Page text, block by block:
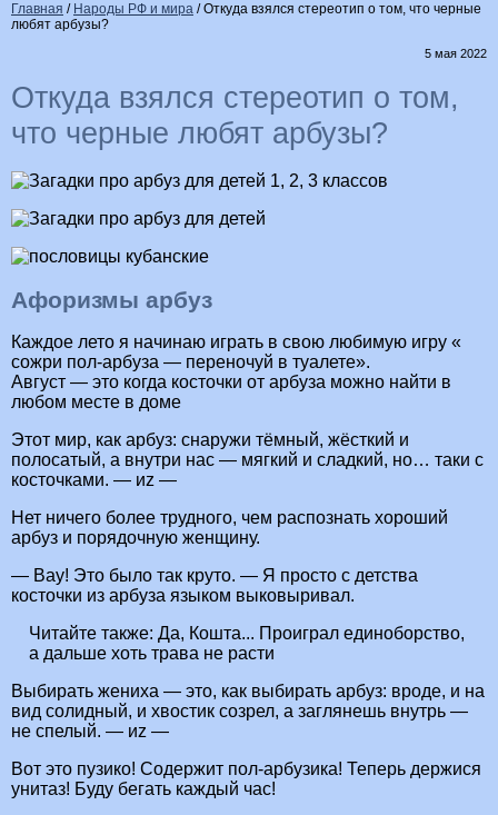
Главная / Народы РФ и мира /Откуда взялся стереотип о том, что черные
любят арбузы?
5 мая 2022
Откуда взялся стереотип о том,
что черные любят арбузы?
Афоризмы арбуз
Каждое лето я начинаю играть в свою любимую игру «
сожри пол-арбуза — переночуй в туалете».
Август — это когда косточки от арбуза можно найти в
любом месте в доме
Этот мир, как арбуз: снаружи тёмный, жёсткий и
полосатый, а внутри нас — мягкий и сладкий, но… таки с
косточками. — иz —
Нет ничего более трудного, чем распознать хороший
арбуз и порядочную женщину.
— Вау! Это было так круто. — Я просто с детства
косточки из арбуза языком выковыривал.
Читайте также: Да, Кошта... Проиграл единоборство,
а дальше хоть трава не расти
Выбирать жениха — это, как выбирать арбуз: вроде, и на
вид солидный, и хвостик созрел, а заглянешь внутрь —
не спелый. — иz —
Вот это пузико! Содержит пол-арбузика! Теперь держися
унитаз! Буду бегать каждый час!